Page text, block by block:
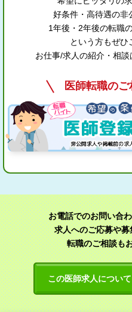
好条件・高待遇の非
1年後・2年後の転職
という方もぜひ
お仕事/求人の紹介・相談
医師転職の
お電話でのお問い合
求人へのご応募や
転職のご相談も
この医師求人について